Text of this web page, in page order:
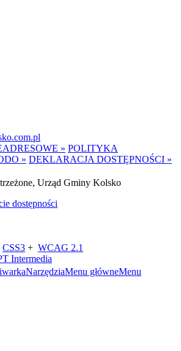
» POLITYKA
» DEKLARACJA DOSTĘPNOŚCI »
Urząd Gminy Kolsko
dostępności
CSS3 + WCAG 2.1
Intermedia
NarzędziaMenu główneMenu